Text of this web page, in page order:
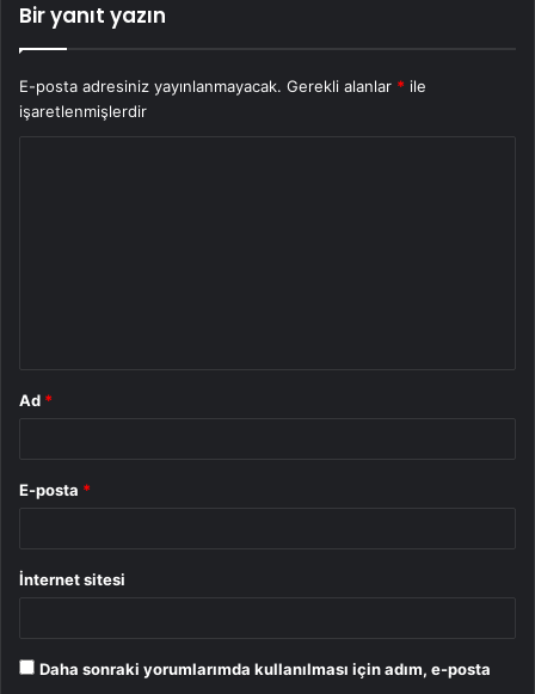
Bir yanıt yazın
E-posta adresiniz yayınlanmayacak. Gerekli alanlar * ile
işaretlenmişlerdir
Ad *
E-posta *
İnternet sitesi
Daha sonraki yorumlarımda kullanılması için adım, e-posta